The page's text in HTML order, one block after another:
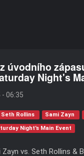
úvodního
Night's
06:35
Seth Rollins Sami Zayn
Night’s Main Event